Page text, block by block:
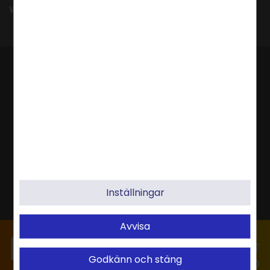
Webbhotell, Molnlagring, Webbshop & Server
Inställningar
Avvisa
Godkänn och stäng